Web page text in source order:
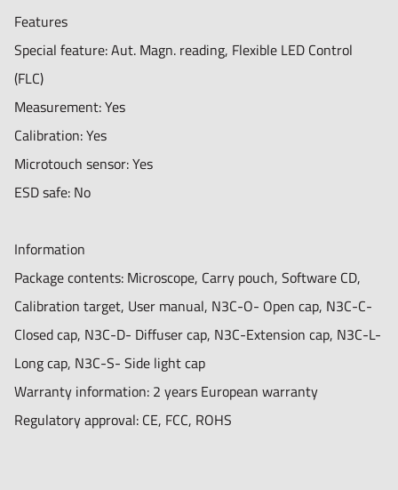
Features
Special feature: Aut. Magn. reading, Flexible LED Control
(FLC)
Measurement: Yes
Calibration: Yes
Microtouch sensor: Yes
ESD safe: No
Information
Package contents: Microscope, Carry pouch, Software CD,
Calibration target, User manual, N3C-O- Open cap, N3C-C-
Closed cap, N3C-D- Diffuser cap, N3C-Extension cap, N3C-L-
Long cap, N3C-S- Side light cap
Warranty information: 2 years European warranty
Regulatory approval: CE, FCC, ROHS